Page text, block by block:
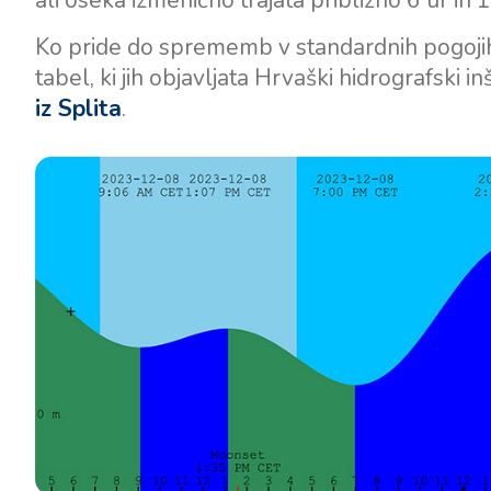
Ko pride do sprememb v standardnih
tabel, ki jih objavljata Hrvaški hidrografski
iz Splita.